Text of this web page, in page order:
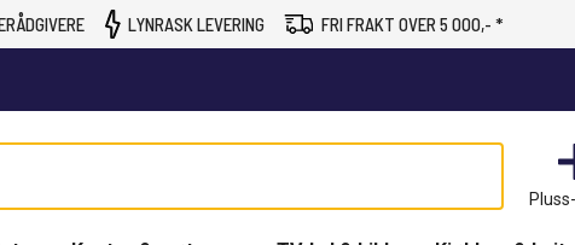
LYNRASK LEVERING FRI FRAKT OVER 5 000,- *